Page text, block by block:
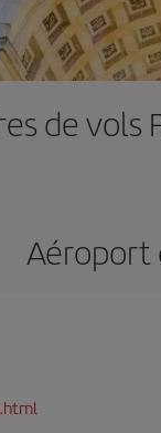
de vols
Aéroport